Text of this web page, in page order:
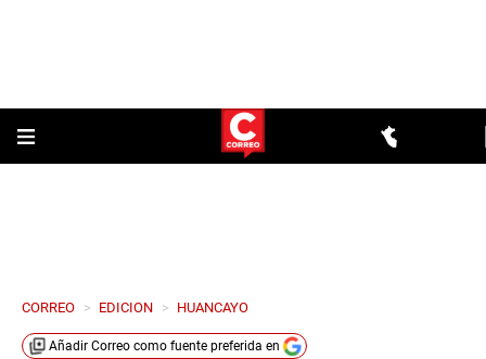
CORREO > EDICION > HUANCAYO
Añadir Correo como fuente preferida en